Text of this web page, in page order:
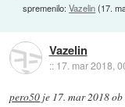
spremenilo:Vazelin(17.
Vazelin
:: 17. mar 2018,
pero50 je 17. mar 2018